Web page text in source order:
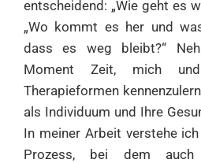
entscheidend: „Wie geht es
„Wo kommt es her und
dass es weg bleibt?“
Moment Zeit, mich
Therapieformen
als Individuum und Ihre
In meiner Arbeit verstehe
Prozess, bei dem